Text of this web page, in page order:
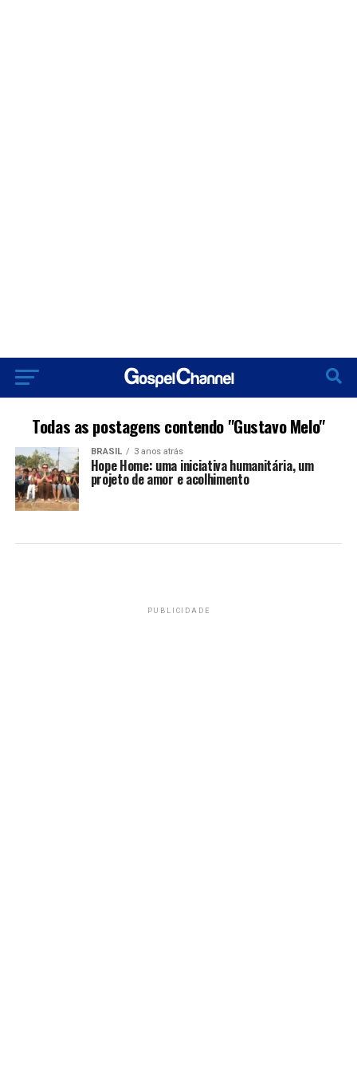
Todas as postagens contendo "Gustavo Melo"
BRASIL 3 anos atrás
Hope Home: uma iniciativa humanitária, um
projeto de amor e acolhimento
PUBLICIDADE